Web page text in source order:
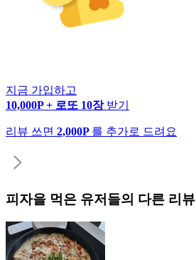
지금 가입하고
10,000P + 로또 10장 받기
리뷰 쓰면 2,000P 를 추가로 드려요
피자을 먹은 유저들의 다른 리뷰